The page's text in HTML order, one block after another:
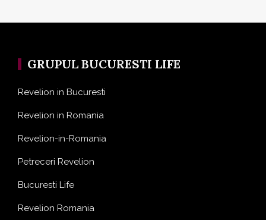
GRUPUL BUCURESTI LIFE
Revelion in Bucuresti
Revelion in Romania
Revelion-in-Romania
Petreceri Revelion
Bucuresti Life
Revelion Romania